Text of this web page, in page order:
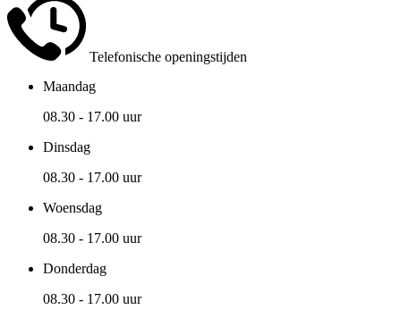
Telefonische openingstijden
Maandag
08.30 - 17.00 uur
Dinsdag
08.30 - 17.00 uur
Woensdag
08.30 - 17.00 uur
Donderdag
08.30 - 17.00 uur